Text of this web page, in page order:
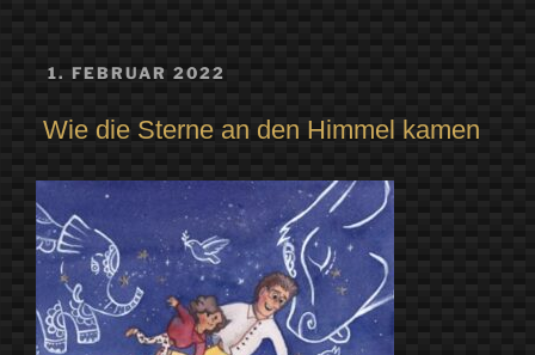
VERÖFFENTLICHT
1. FEBRUAR 2022
Wie die Sterne an den Himmel kamen